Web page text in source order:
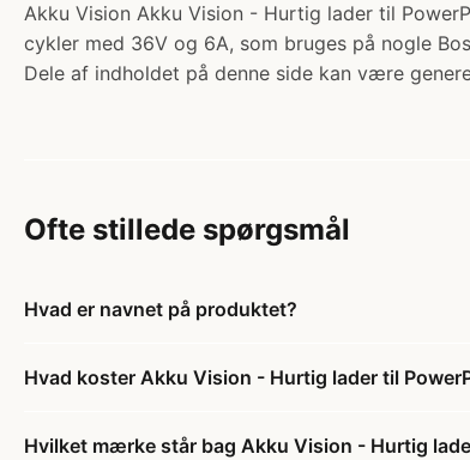
Akku Vision Akku Vision - Hurtig lader til
cykler med 36V og 6A, som bruges på nogle
Dele af indholdet på denne side kan være
Ofte stillede spørgsmål
Hvad er navnet på produktet?
Hvad koster Akku Vision - Hurtig lader til
Hvilket mærke står bag Akku Vision - Hurtig